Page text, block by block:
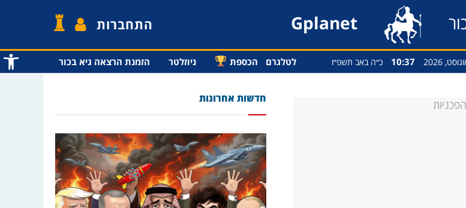
פתח
Gplanet התחברות
10:37 כ״ה באב תשפ״ו לטלגרם הכספת ניוזלטר הזמנת הרצאה גיא בכור
חדשות אחרונות